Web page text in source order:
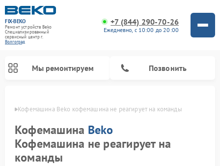
FIX-BEKO
Ремонт устройств Beko
Специализированный
cервисный центр г.
Волгоград
+7 (844) 290-70-26
Ежедневно, с 10:00 до 20:00
Мы ремонтируем Позвонить
Кофемашина Beko кофемашина не реагирует на команды
Кофемашина Beko
Кофемашина не реагирует на
команды